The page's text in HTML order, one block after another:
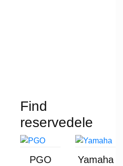
Find
reservedele
PGO Yamaha